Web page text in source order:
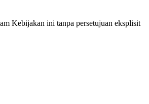
Kebijakan ini tanpa persetujuan eksplisit